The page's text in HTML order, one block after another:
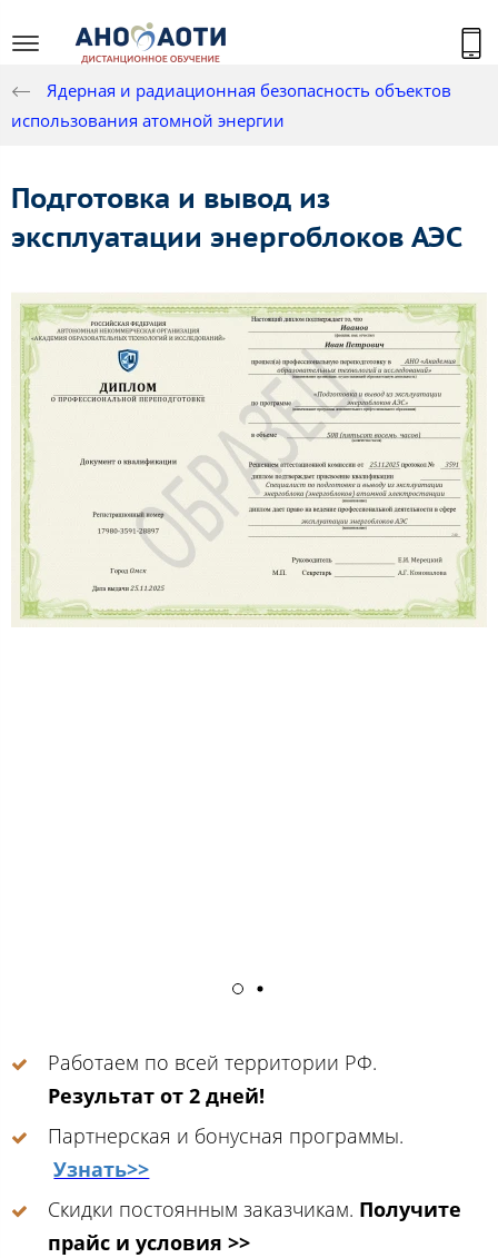
Ядерная и радиационная безопасность объектов
использования атомной энергии
Подготовка и вывод из
эксплуатации энергоблоков АЭС
Работаем по всей территории РФ.
Результат от 2 дней!
Партнерская и бонусная программы.
Узнать>>
Скидки постоянным заказчикам. Получите
прайс и условия >>